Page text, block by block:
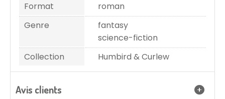
Format
roman
Genre
fantasy
science-fiction
Collection
Humbird & Curlew
Avis clients